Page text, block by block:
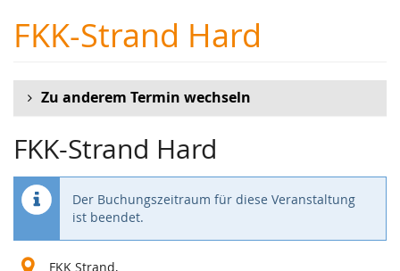
Haupt-
Inhalt
FKK-Strand Hard
Zu anderem Termin wechseln
FKK-Strand Hard
Der Buchungszeitraum für diese Veranstaltung
ist beendet.
FKK Strand,